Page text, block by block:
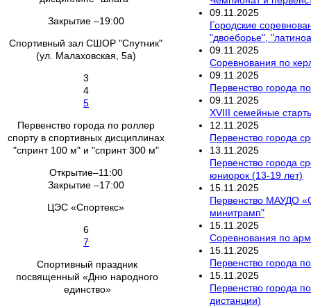
Закрытие –19:00
Спортивный зал СШОР "Спутник"
(ул. Малаховская, 5а)
3
4
5
Первенство города по роллер
спорту в спортивных дисциплинах
"спринт 100 м" и "спринт 300 м"
Открытие–11:00
Закрытие –17:00
ЦЭС «Спортекс»
6
7
Спортивный праздник
посвященный «Дню народного
единство»
09 11 2025
Городские
"двоеборье",
09 11 2025
Соревнования по
09 11 2025
Первенство города
09 11 2025
XVIII семейные
12 11 2025
Первенство города
13 11 2025
Первенство города
юниорок (13-19 лет)
15 11 2025
Первенство МАУДО
минитрамп"
15 11 2025
Соревнования по
15 11 2025
Первенство города
15 11 2025
Первенство города
дистанции)